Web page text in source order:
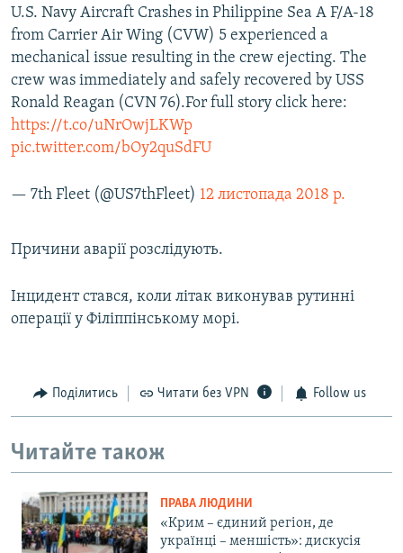
U.S. Navy Aircraft Crashes in Philippine Sea A F/A-18
from Carrier Air Wing (CVW) 5 experienced a
mechanical issue resulting in the crew ejecting. The
crew was immediately and safely recovered by USS
Ronald Reagan (CVN 76).For full story click here:
https://t.co/uNrOwjLKWp
pic.twitter.com/bOy2quSdFU
— 7th Fleet (@US7thFleet) 12 листопада 2018 р.
Причини аварії розслідують.
Інцидент стався, коли літак виконував рутинні
операції у Філіппінському морі.
Поділитись Читати без VPN Follow us
Читайте також
ПРАВА ЛЮДИНИ
«Крим – єдиний регіон, де
українці – меншість»: дискусія